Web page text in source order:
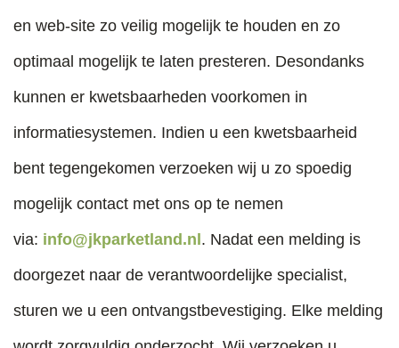
en web-site zo veilig mogelijk te houden en zo
optimaal mogelijk te laten presteren. Desondanks
kunnen er kwetsbaarheden voorkomen in
informatiesystemen. Indien u een kwetsbaarheid
bent tegengekomen verzoeken wij u zo spoedig
mogelijk contact met ons op te nemen
via: info@jkparketland.nl . Nadat een melding is
doorgezet naar de verantwoordelijke specialist,
sturen we u een ontvangstbevestiging. Elke melding